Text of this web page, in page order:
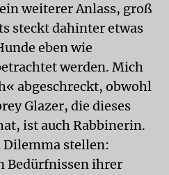
weiterer Anlass, groß
steckt dahinter etwas
eben wie
werden. Mich
abgeschreckt, obwohl
Glazer, die dieses
ist auch Rabbinerin.
Dilemma stellen:
Bedürfnissen ihrer